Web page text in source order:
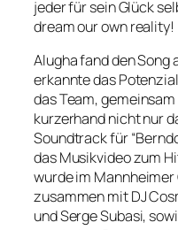
jeder für sein Glück
dream our own reality!
Alugha fand den Song
erkannte das
das Team,
kurzerhand nicht nur
Soundtrack für
das Musikvideo zum
wurde im Mannheimer
zusammen mit DJ
und Serge Subasi,